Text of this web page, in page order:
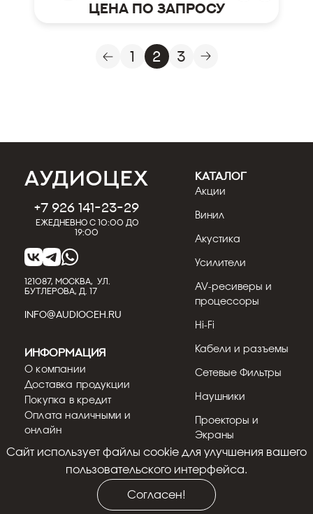
Цена по запросу
1 2 3
+7 926 141-23-29
Ежедневно с 10:00 до
19:00
121087, МОСКВА, УЛ.
БУТЛЕРОВА, Д. 17
INFO@AUDIOCEH.RU
КАТАЛОГ
Акции
Винил
Акустика
Усилители
AV-ресиверы и
процессоры
Hi-Fi
Кабели и разъемы
Сетевые Фильтры
Наушники
Проекторы и
Экраны
Телевизоры
Стойки и
кронштейны
Информация
О компании
Доставка продукции
Покупка в кредит
Оплата наличными и
онлайн
Возврат, гарантия и
Политика
конфиденциальности
Cайт использует файлы cookie для улучшения вашего
пользовательского интерфейса.
Согласен!